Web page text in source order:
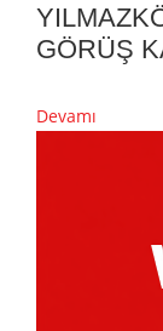
GÖRÜŞ
Devamı